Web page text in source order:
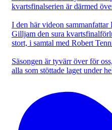
kvartsfinalserien är därmed
I den här videon
Gilljam den sura
stort, i samtal med Robert
Säsongen är tyvärr över för
alla som stöttade laget under